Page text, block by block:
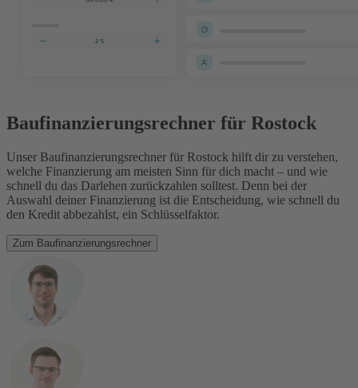
Baufinanzierungsrechner für Rostock
Unser Baufinanzierungsrechner für Rostock hilft dir zu verstehen,
welche Finanzierung am meisten Sinn für dich macht – und wie
schnell du das Darlehen zurückzahlen solltest. Denn bei der
Auswahl deiner Finanzierung ist die Entscheidung, wie schnell du
den Kredit abbezahlst, ein Schlüsselfaktor.
Zum Baufinanzierungsrechner